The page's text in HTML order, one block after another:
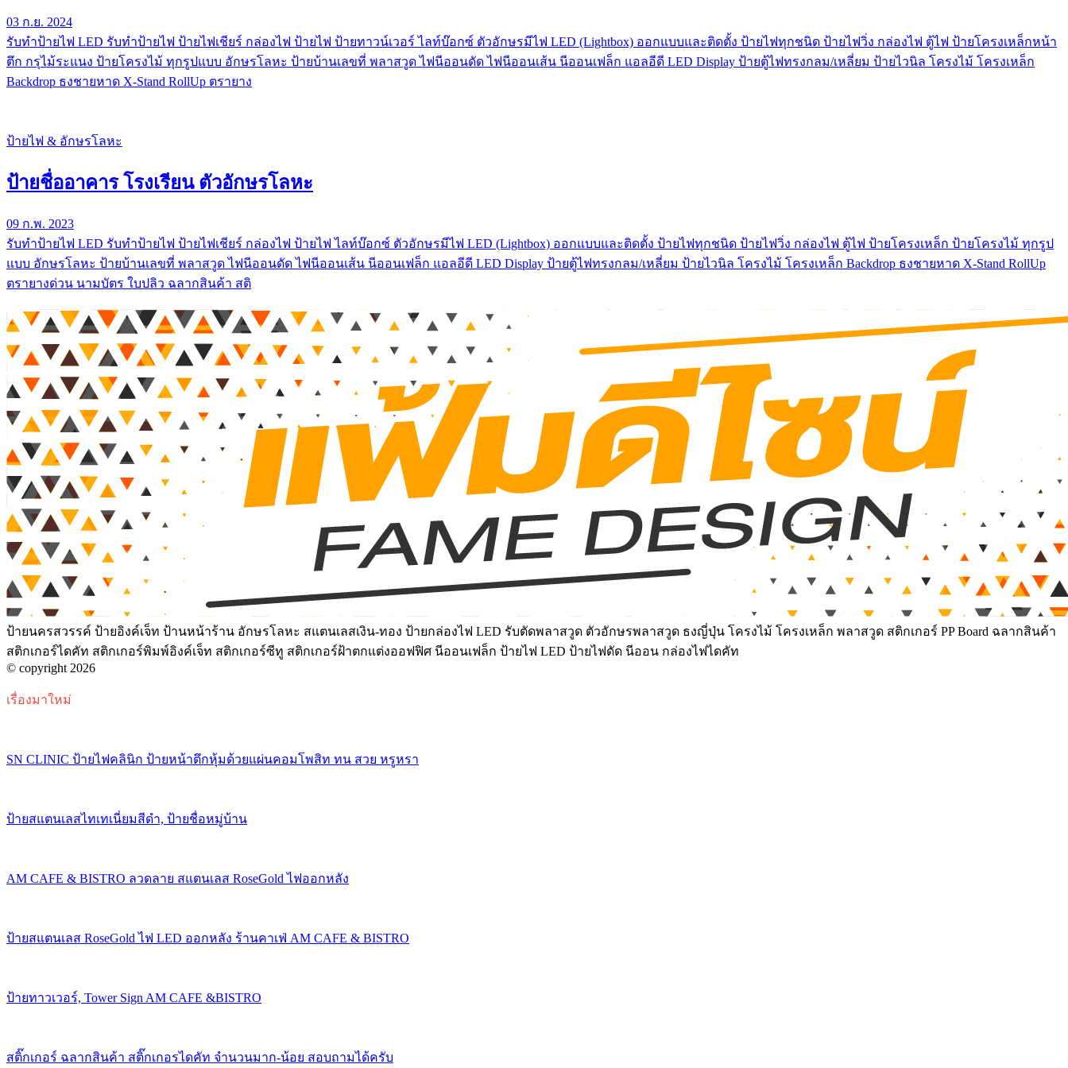
03 ก.ย. 2024
รับทําป้ายไฟ LED รับทำป้ายไฟ ป้ายไฟเชียร์ กล่องไฟ ป้ายไฟ ป้ายทาวน์เวอร์ ไลท์บ๊อกซ์ ตัวอักษรมีไฟ LED (Lightbox) ออกแบบและติดตั้ง ป้ายไฟทุกชนิด ป้ายไฟวิ่ง กล่องไฟ ตู้ไฟ ป้ายโครงเหล็กหน้า
ตึก กรุไม้ระแนง ป้ายโครงไม้ ทุกรูปแบบ อักษรโลหะ ป้ายบ้านเลขที่ พลาสวูด ไฟนีออนดัด ไฟนีออนเส้น นีออนเฟล็ก แอลอีดี LED Display ป้ายตู้ไฟทรงกลม/เหลี่ยม ป้ายไวนิล โครงไม้ โครงเหล็ก
Backdrop ธงชายหาด X-Stand RollUp ตรายาง
ป้ายไฟ & อักษรโลหะ
ป้ายชื่ออาคาร โรงเรียน ตัวอักษรโลหะ
09 ก.พ. 2023
รับทําป้ายไฟ LED รับทำป้ายไฟ ป้ายไฟเชียร์ กล่องไฟ ป้ายไฟ ไลท์บ๊อกซ์ ตัวอักษรมีไฟ LED (Lightbox) ออกแบบและติดตั้ง ป้ายไฟทุกชนิด ป้ายไฟวิ่ง กล่องไฟ ตู้ไฟ ป้ายโครงเหล็ก ป้ายโครงไม้ ทุกรูป
แบบ อักษรโลหะ ป้ายบ้านเลขที่ พลาสวูด ไฟนีออนดัด ไฟนีออนเส้น นีออนเฟล็ก แอลอีดี LED Display ป้ายตู้ไฟทรงกลม/เหลี่ยม ป้ายไวนิล โครงไม้ โครงเหล็ก Backdrop ธงชายหาด X-Stand RollUp
ตรายางด่วน นามบัตร ใบปลิว ฉลากสินค้า สติ
ป้ายนครสวรรค์ ป้ายอิงค์เจ็ท ป้านหน้าร้าน อักษรโลหะ สแตนเลสเงิน-ทอง ป้ายกล่องไฟ LED รับตัดพลาสวูด ตัวอักษรพลาสวูด ธงญี่ปุ่น โครงไม้ โครงเหล็ก พลาสวูด สติกเกอร์ PP Board ฉลากสินค้า
สติกเกอร์ไดคัท สติกเกอร์พิมพ์อิงค์เจ็ท สติกเกอร์ซีทู สติกเกอร์ฝ้าตกแต่งออฟฟิศ นีออนเฟล็ก ป้ายไฟ LED ป้ายไฟดัด นีออน กล่องไฟไดคัท
© copyright 2026
เรื่องมาใหม่
SN CLINIC ป้ายไฟคลินิก ป้ายหน้าตึกหุ้มด้วยแผ่นคอมโพสิท ทน สวย หรูหรา
ป้ายสแตนเลสไทเทเนี่ยมสีดำ, ป้ายชื่อหมู่บ้าน
AM CAFE & BISTRO ลวดลาย สแตนเลส RoseGold ไฟออกหลัง
ป้ายสแตนเลส RoseGold ไฟ LED ออกหลัง ร้านคาเฟ่ AM CAFE & BISTRO
ป้ายทาวเวอร์, Tower Sign AM CAFE &BISTRO
สติ๊กเกอร์ ฉลากสินค้า สติ๊กเกอรไดคัท จำนวนมาก-น้อย สอบถามได้ครับ